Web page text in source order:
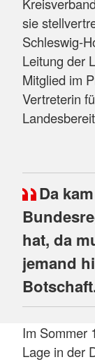
sie
Schleswig-
Leitung der
Mitglied im
Vertreterin
Da
hat, da
jemand
Im Sommer
Lage in der